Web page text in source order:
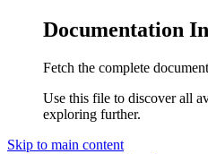
Documentation
Fetch the complete
Use this file to discover all
exploring further.
Skip to main content